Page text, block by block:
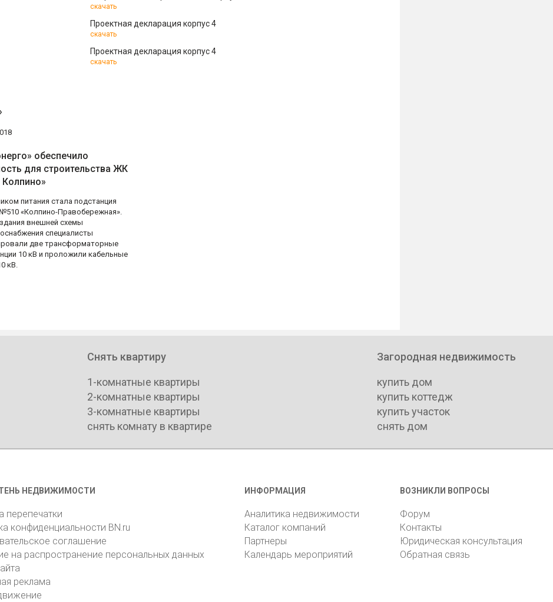
скачать
Проектная декларация корпус 4
скачать
Проектная декларация корпус 4
скачать
обеспечило
для строительства ЖК
Колпино»
питания стала подстанция
«Колпино-Правобережная».
внешней схемы
специалисты
две трансформаторные
10 кВ и проложили кабельные
кВ.
Снять квартиру
1-комнатные квартиры
2-комнатные квартиры
3-комнатные квартиры
снять комнату в квартире
Загородная недвижимость
купить дом
купить коттедж
купить участок
снять дом
НЕДВИЖИМОСТИ
перепечатки
конфиденциальности BN.ru
соглашение
на распространение персональных данных
реклама
ИНФОРМАЦИЯ
Аналитика недвижимости
Каталог компаний
Партнеры
Календарь мероприятий
ВОЗНИКЛИ ВОПРОСЫ
Форум
Контакты
Юридическая консультация
Обратная связь